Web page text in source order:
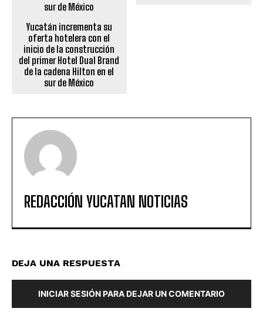
Yucatán incrementa su
oferta hotelera con el
inicio de la construcción
del primer Hotel Dual Brand
de la cadena Hilton en el
sur de México
REDACCIÓN YUCATAN NOTICIAS
DEJA UNA RESPUESTA
INICIAR SESIÓN PARA DEJAR UN COMENTARIO